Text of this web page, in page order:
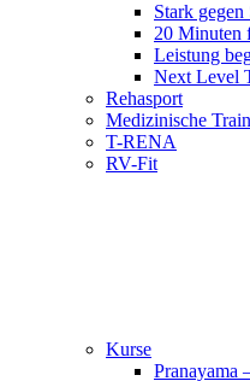
Stark
20 Minuten
Leistung
Next Level
Rehasport
Medizinische
T-RENA
RV-Fit
Kurse
Pranayama